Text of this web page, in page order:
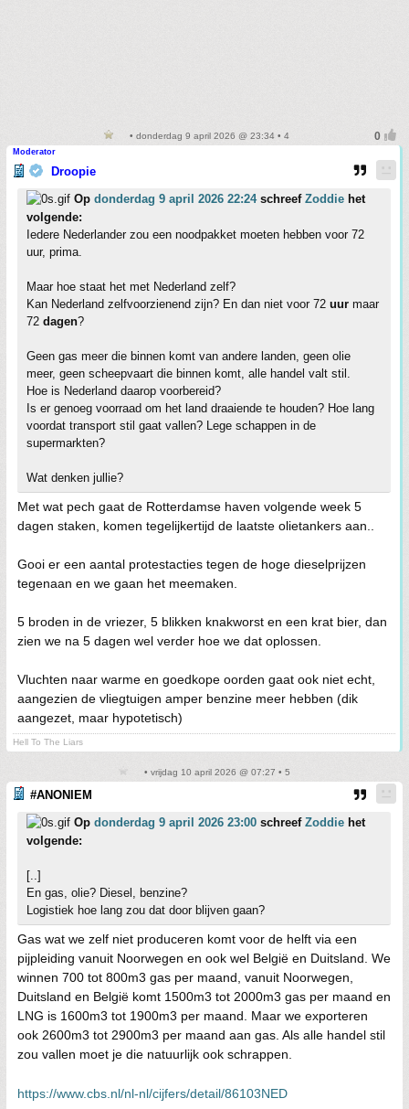
• donderdag 9 april 2026 @ 23:34 • 4
Moderator
Droopie
Op donderdag 9 april 2026 22:24schreef Zoddie het
volgende:
Iedere Nederlander zou een noodpakket moeten hebben voor 72
uur, prima.
Maar hoe staat het met Nederland zelf?
Kan Nederland zelfvoorzienend zijn? En dan niet voor 72 uur maar
72 dagen?
Geen gas meer die binnen komt van andere landen, geen olie
meer, geen scheepvaart die binnen komt, alle handel valt stil.
Hoe is Nederland daarop voorbereid?
Is er genoeg voorraad om het land draaiende te houden? Hoe lang
voordat transport stil gaat vallen? Lege schappen in de
supermarkten?
Wat denken jullie?
Met wat pech gaat de Rotterdamse haven volgende week 5
dagen staken, komen tegelijkertijd de laatste olietankers aan..
Gooi er een aantal protestacties tegen de hoge dieselprijzen
tegenaan en we gaan het meemaken.
5 broden in de vriezer, 5 blikken knakworst en een krat bier, dan
zien we na 5 dagen wel verder hoe we dat oplossen.
Vluchten naar warme en goedkope oorden gaat ook niet echt,
aangezien de vliegtuigen amper benzine meer hebben (dik
aangezet, maar hypotetisch)
Hell To The Liars
• vrijdag 10 april 2026 @ 07:27 • 5
#ANONIEM
Op donderdag 9 april 2026 23:00 schreef Zoddie het
volgende:
[..]
En gas, olie? Diesel, benzine?
Logistiek hoe lang zou dat door blijven gaan?
Gas wat we zelf niet produceren komt voor de helft via een
pijpleiding vanuit Noorwegen en ook wel België en Duitsland. We
winnen 700 tot 800m3 gas per maand, vanuit Noorwegen,
Duitsland en België komt 1500m3 tot 2000m3 gas per maand en
LNG is 1600m3 tot 1900m3 per maand. Maar we exporteren
ook 2600m3 tot 2900m3 per maand aan gas. Als alle handel stil
zou vallen moet je die natuurlijk ook schrappen.
https://www.cbs.nl/nl-nl/cijfers/detail/86103NED